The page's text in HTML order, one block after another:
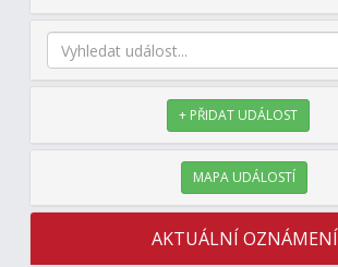
+ PŘIDAT UDÁLOST
MAPA UDÁLOSTÍ
AKTUÁLNÍ OZNÁMENÍ